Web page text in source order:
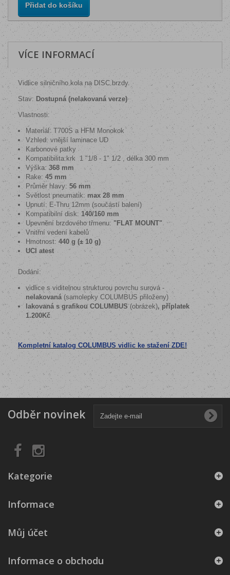
Přidat do košíku
VÍCE INFORMACÍ
Vidlice silničního kola na DISC brzdy.
Stav: Dostupná (nelakovaná verze)
Vlastnosti:
Materiál: T700S a HFM Monokok
Vzhled: vnější laminace UD
Karbonové patky
Kompatibilita:krk 1 "1/8 - 1" 1/2 , délka 300 mm
Výška: 368 mm
Rake: 45 mm
Průměr hlavy: 56 mm
Světlost pneumatik: max 28 mm
Upnutí: E-Thru 12mm (součástí balení)
Kompatibilní disk: 140/160 mm
Upevnění brzdového třmenu: "FLAT MOUNT"
Vnitřní vedení kabelů
Hmotnost: 440 g (± 10 g)
UCI atest
Dodání:
vidlice s viditelnou strukturou povrchu surová -
nelakovaná (samolepky COLUMBUS přiloženy)
lakovaná s grafikou COLUMBUS(obrázek), příplatek
1.200Kč
Kompletní katalog COLUMBUS vidlic ke stažení ZDE!
Odběr novinek
Kategorie
Informace
Můj účet
Informace o obchodu